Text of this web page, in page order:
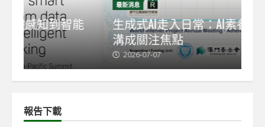
最新消息
生成式AI走入日常：AI素養與新數碼鴻
溝成關注焦點
2026-07-07
報告下載